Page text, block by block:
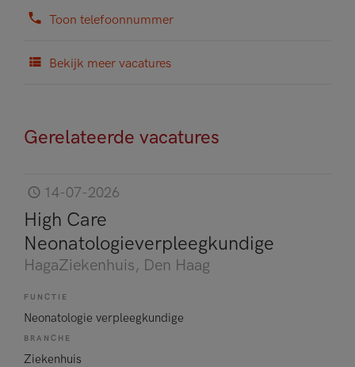
Toon telefoonnummer
Bekijk meer vacatures
Gerelateerde vacatures
14-07-2026
High Care
Neonatologieverpleegkundige
HagaZiekenhuis, Den Haag
FUNCTIE
Neonatologie verpleegkundige
BRANCHE
Ziekenhuis